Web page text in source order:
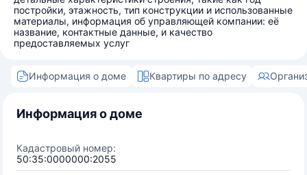
постройки, этажность, тип конструкции и использованные
материалы, информация об управляющей компании: её
название, контактные данные, и качество
предоставляемых услуг
Информация о доме Квартиры по адресу
Информация о доме
Кадастровый номер:
50:35:0000000:2055